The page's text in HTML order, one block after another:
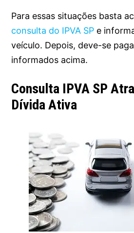
Para essas situações basta
consulta do IPVA SP e
veículo. Depois, deve-se
informados acima.
Consulta IPVA SP
Dívida Ativa